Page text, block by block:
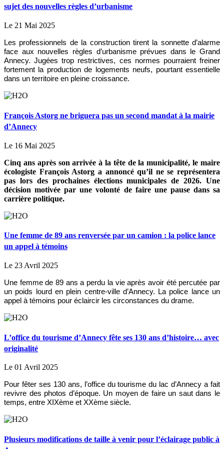
sujet des nouvelles règles d’urbanisme
Le 21 Mai 2025
Les professionnels de la construction tirent la sonnette d’alarme
face aux nouvelles règles d’urbanisme prévues dans le Grand
Annecy. Jugées trop restrictives, ces normes pourraient freiner
fortement la production de logements neufs, pourtant essentielle
dans un territoire en pleine croissance.
François Astorg ne briguera pas un second mandat à la mairie
d’Annecy
Le 16 Mai 2025
Cinq ans après son arrivée à la tête de la municipalité, le maire
écologiste François Astorg a annoncé qu’il ne se représentera
pas lors des prochaines élections municipales de 2026. Une
décision motivée par une volonté de faire une pause dans sa
carrière politique.
Une femme de 89 ans renversée par un camion : la police lance
un appel à témoins
Le 23 Avril 2025
Une femme de 89 ans a perdu la vie après avoir été percutée par
un poids lourd en plein centre-ville d’Annecy. La police lance un
appel à témoins pour éclaircir les circonstances du drame.
L’office du tourisme d’Annecy fête ses 130 ans d’histoire… avec
originalité
Le 01 Avril 2025
Pour fêter ses 130 ans, l’office du tourisme du lac d’Annecy a fait
revivre des photos d’époque. Un moyen de faire un saut dans le
temps, entre XIXème et XXème siècle.
Plusieurs modifications de taille à venir pour l’éclairage public à